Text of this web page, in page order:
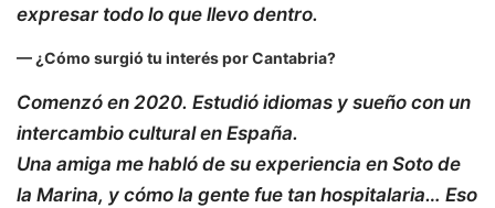
expresar todo lo que llevo dentro.
— ¿Cómo surgió tu interés por Cantabria?
Comenzó en 2020. Estudió idiomas y sueño con un
intercambio cultural en España.
Una amiga me habló de su experiencia en Soto de
la Marina, y cómo la gente fue tan hospitalaria… Eso